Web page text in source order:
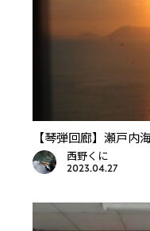
【琴弾回廊】瀬戸内
西野くに
2023.04.27